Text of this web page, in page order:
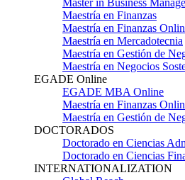
Master in Business
Maestría en Finanzas
Maestría en Finanzas
Maestría en Mercadotecnia
Maestría en Gestión de
Maestría en Negocios
EGADE Online
EGADE MBA Online
Maestría en Finanzas
Maestría en Gestión de
DOCTORADOS
Doctorado en Ciencias
Doctorado en Ciencias
INTERNATIONALIZATION